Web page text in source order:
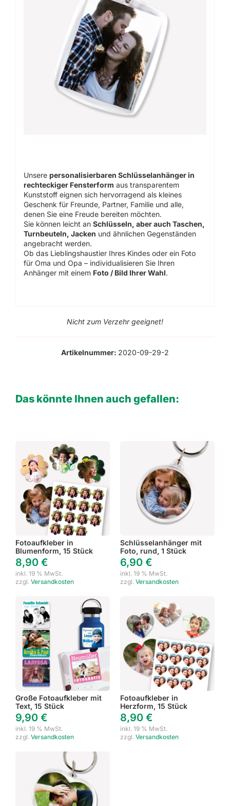
Unserepersonalisierbaren Schlüsselanhänger in
rechteckiger Fensterform aus transparentem
Kunststoff eignen sich hervorragend als kleines
Geschenk für Freunde, Partner, Familie und alle,
denen Sie eine Freude bereiten möchten.
Sie können leicht anSchlüsseln, aber auch Taschen,
Turnbeuteln, Jacken und ähnlichen Gegenständen
angebracht werden.
Ob das Lieblingshaustier Ihres Kindes oder ein Foto
für Oma und Opa – individualisieren Sie Ihren
Anhänger mit einem Foto / Bild Ihrer Wahl.
Nicht zum Verzehr geeignet!
Artikelnummer: 2020-09-29-2
Das könnte Ihnen auch gefallen:
Fotoaufkleber in
Blumenform, 15 Stück
8,90 €
inkl. 19 % MwSt.
zzgl. Versandkosten
Schlüsselanhänger mit
Foto, rund, 1 Stück
6,90 €
inkl. 19 % MwSt.
zzgl. Versandkosten
Große Fotoaufkleber mit
Text, 15 Stück
9,90 €
inkl. 19 % MwSt.
zzgl. Versandkosten
Fotoaufkleber in
Herzform, 15 Stück
8,90 €
inkl. 19 % MwSt.
zzgl. Versandkosten